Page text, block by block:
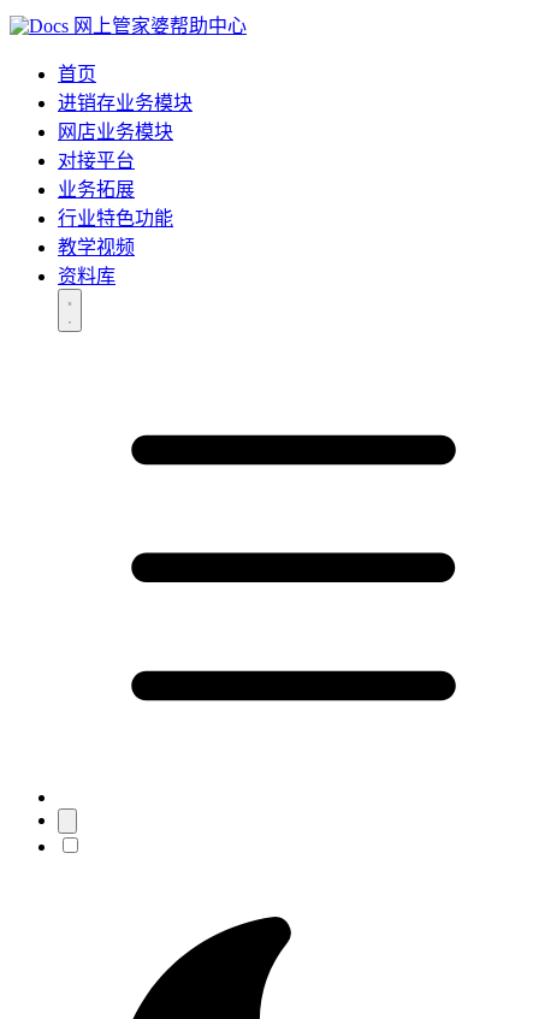
网上管家婆帮助中心
首页
进销存业务模块
网店业务模块
对接平台
业务拓展
行业特色功能
教学视频
资料库